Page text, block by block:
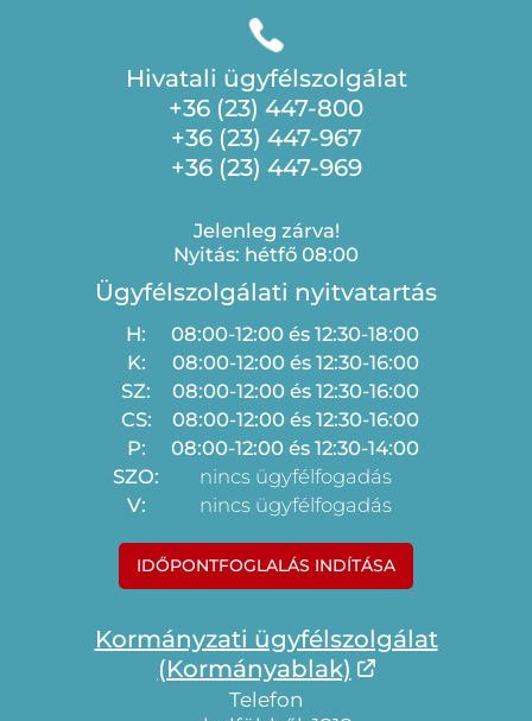
Hivatali ügyfélszolgálat
+36 (23) 447-800
+36 (23) 447-967
+36 (23) 447-969
Jelenleg zárva!
Nyitás: hétfő 08:00
Ügyfélszolgálati nyitvatartás
H:
08:00-12:00 és 12:30-18:00
K:
08:00-12:00 és 12:30-16:00
SZ:
08:00-12:00 és 12:30-16:00
CS:
08:00-12:00 és 12:30-16:00
P:
08:00-12:00 és 12:30-14:00
SZO:
nincs ügyfélfogadás
V:
nincs ügyfélfogadás
IDŐPONTFOGLALÁS INDÍTÁSA
Kormányzati ügyfélszolgálat
(Kormányablak)
Telefon